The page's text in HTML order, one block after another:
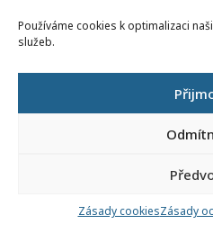
Používáme cookies k optimalizaci
služeb.
Zásady cookiesZásady